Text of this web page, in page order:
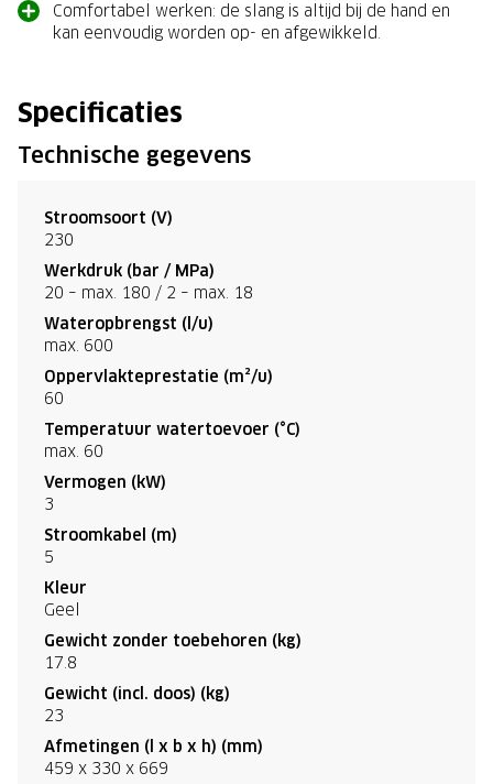
Comfortabel werken: de slang is altijd bij de hand en
kan eenvoudig worden op- en afgewikkeld.
Specificaties
Technische gegevens
Stroomsoort (V)
230
Werkdruk (bar / MPa)
20 – max. 180 / 2 – max. 18
Wateropbrengst (l/u)
max. 600
Oppervlakteprestatie (m²/u)
60
Temperatuur watertoevoer (°C)
max. 60
Vermogen (kW)
3
Stroomkabel (m)
5
Kleur
Geel
Gewicht zonder toebehoren (kg)
17.8
Gewicht (incl. doos) (kg)
23
Afmetingen (l x b x h) (mm)
459 x 330 x 669